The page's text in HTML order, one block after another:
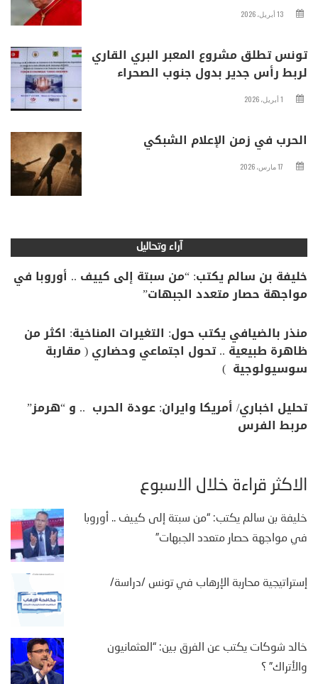
13 أبريل، 2026
تونس تطلق مشروع المعبر البري القاري
لربط رأس جدير بدول جنوب الصحراء
1 أبريل، 2026
الحرب في زمن الإعلام الشبكي
17 مارس، 2026
آراء وتحاليل
خليفة بن سالم يكتب: “من سبتة إلى كييف .. أوروبا في
مواجهة حصار متعدد الجبهات”
منذر بالضيافي يكتب حول: التغيرات المناخية: اكثر من
ظاهرة طبيعية .. تحول اجتماعي وحضاري ( مقاربة
سوسيولوجية )
تحليل اخباري/ أمريكا وايران: عودة الحرب .. و “هرمز”
مربط الفرس
الأكثر قراءة خلال الأسبوع
خليفة بن سالم يكتب: “من سبتة إلى كييف .. أوروبا
في مواجهة حصار متعدد الجبهات”
إستراتيجية محاربة الإرهاب في تونس /دراسة/
خالد شوكات يكتب عن الفرق بين: “العثمانيون
والأتراك” ؟